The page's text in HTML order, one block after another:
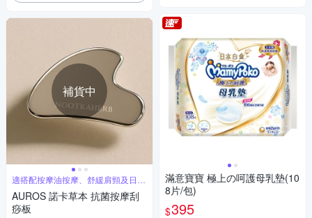
補貨中
適搭配按摩油按摩、舒緩肩頸及日常
放鬆使用
AUROS 諾卡草本 抗菌按摩刮
痧板
滿意寶寶 極上の呵護母乳墊(10
8片/包)
$395